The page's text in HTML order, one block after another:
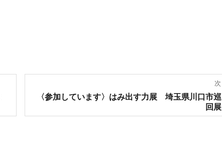
次
〈参加しています〉はみ出す力展 埼玉県川口市巡
回展